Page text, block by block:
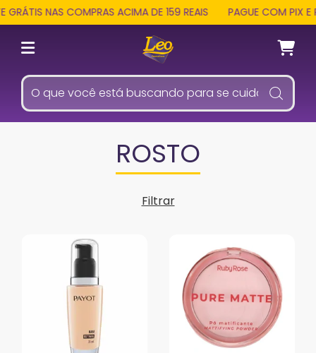
NAS COMPRAS ACIMA DE 159 REAIS PAGUE COM PIX E
ROSTO
Filtrar